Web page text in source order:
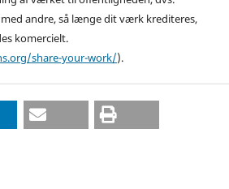
andre, så længe dit værk krediteres,
komercielt.
share-your-work/).